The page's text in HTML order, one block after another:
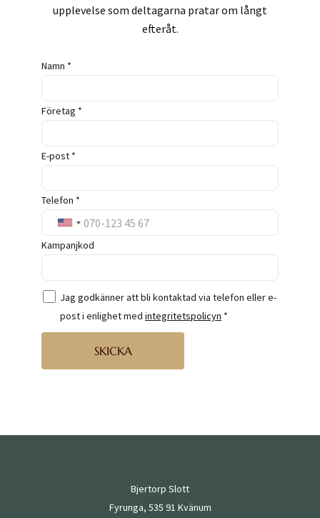
upplevelse som deltagarna pratar om långt
efteråt.
Namn *
Företag *
E-post *
Telefon *
Kampanjkod
Jag godkänner att bli kontaktad via telefon eller e-
post i enlighet med integritetspolicyn *
SKICKA
Bjertorp Slott
Fyrunga, 535 91 Kvänum